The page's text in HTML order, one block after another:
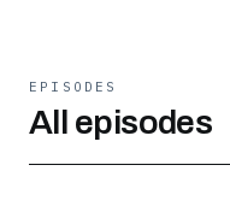
EPISODES
All episodes